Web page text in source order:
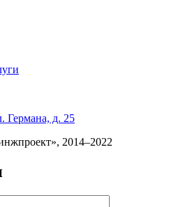
Германа, д. 25
2014–2022